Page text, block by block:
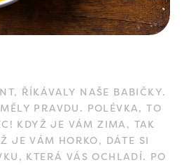
ŘÍKÁVALY NAŠE BABIČKY.
PRAVDU. POLÉVKA, TO
KDYŽ JE VÁM ZIMA, TAK
JE VÁM HORKO, DÁTE SI
KTERÁ VÁS OCHLADÍ. PO